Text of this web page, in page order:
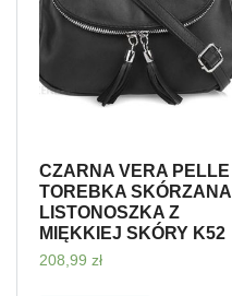
CZARNA VERA PELLE
TOREBKA SKÓRZANA
LISTONOSZKA Z
MIĘKKIEJ SKÓRY K52
208,99 zł